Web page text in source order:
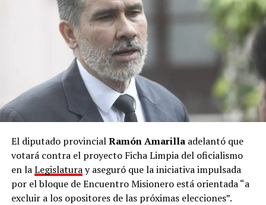
El diputado provincialRamón Amarillaadelantó que
votará contra el proyecto Ficha Limpia del oficialismo
en laLegislaturay aseguró que la iniciativa impulsada
por el bloque de Encuentro Misionero está orientada “a
excluir a los opositores de las próximas elecciones”.